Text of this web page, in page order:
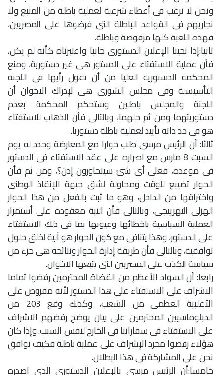
ونحن لا نرغب فى أعطاء شرعية لعملية باطلة من المنبع ولا
نجاريهم فى القواعد الباطلة التى فرضوها على المصريين،
فهذه اللعبة كلها مرفوضة وباطلة.
ثانيا:إذا نحينا الإعلان الدستورى جانبا واعتبرناه كأنه لم يكن،
فأن عملية الاستفتاء على الدستور هى غير دستورية، ومنع
المحكمة الدستورية العليا من أن تقول رأيها فى اللجنة
التأسيسية وفى مجلس الشورى هى لإدراك الاخوان أن
اللجنة والمجلس باطلين وستحكم المحكمة بعدم
دستوريتهما ومن ثم حلهما، وبالتالى فأن الذهاب للاستفتاء
هو فى حد ذاته تأييد لعملية باطلة دستوريا.
ثالثا: أن الرئيس مرسى طلب حوارا مع المعارضة وحدد له يوم
السبت 8 مارس مع اصراره على عقد الاستفتاء فى الدستور
فى موعده، فعلى أى شئ سيتحاورون إذن؟، ومن ثم فأن
الحوار تضييع للوقت ومحاولة لشق جبهة الإنقاذ الوطنى
واختراقها من الداخل، وهو ما ثبت بالفعل من هذا الحوار
الهزلى التهرييجى، وبالتالى فأن النية معقودة على أستمرار
العملية السياسية باخطائها وعيوبها بما فى ذلك الاستفتاء
على الدستور، وهذا يتنافى مع كون الحوار هو آلية لخلق حلول
توافقية، وبالتالى فأن طريقة إدارة الحوار ونتائجه هى جزء من
سياسة الكذب على المصريين التى يتبعها الاخوان.
رابعا: أن السواد الأعظم من القضاة المحترمين رفضوا تماما
الاشراف على الاستفتاء على هذا الدستور لأنه مفروض على
الأغلبية العظمى من الشعب، وكذلك وقع 203 من
الدبلوماسيين المحترمين على بيان يوضح رفضهم الاشراف
على الاستفتاء فى سفاراتنا فى الخارج لنفس السبب. وإذا كان
هؤلاء رفضوا مجرد الإشراف على عملية باطلة فكيف نوافق
نحن على المشاركة فى هذا البطلان.
خامسا:أن الرئيس مرسى بالإعلان الدستورى الذى اصدره